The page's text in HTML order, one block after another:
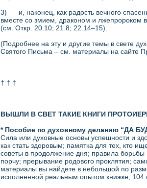
3) и, наконец, как радость вечного
вместе со змием, драконом и лжепророком
(см. Откр. 20.10; 21.8; 22.14–15).
(Подробнее на эту и другие темы в свете
Святого Письма – см. материалы на сайте
† † †
ВЫШЛИ В СВЕТ ТАКИЕ КНИГИ
* Пособие по духовному деланию “ДА
Сила или духовные основы успешности и
как стать здоровым; памятка для тех, кто
советы в продолжение дня; правила
порчу; прерывание родового проклятия;
материалы вы найдете в небольшой по
исполненной реальным опытом книжке, 104